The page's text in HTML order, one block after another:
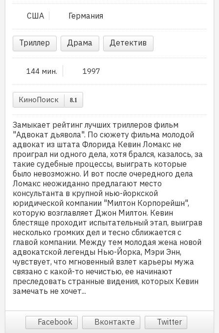
США Германия
Триллер Драма Детектив
144 мин. 1997
КиноПоиск 8.1
Замыкает рейтинг лучших триллеров фильм
"Адвокат дьявола". По сюжету фильма молодой
адвокат из штата Флорида Кевин Ломакс не
проиграл ни одного дела, хотя брался, казалось, за
такие судебные процессы, выиграть которые
было невозможно. И вот после очередного дела
Ломакс неожиданно предлагают место
консультанта в крупной нью-йоркской
юридической компании "Милтон Корпорейшн",
которую возглавляет Джон Милтон. Кевин
блестяще проходит испытательный этап, выиграв
несколько громких дел и тесно сближается с
главой компании. Между тем молодая жена новой
адвокатской легенды Нью-Йорка, Мэри Энн,
чувствует, что мгновенный взлет карьеры мужа
связано с какой-то нечистью, ее начинают
преследовать странные видения, которых Кевин
замечать не хочет...
Facebook Вконтакте Twitter